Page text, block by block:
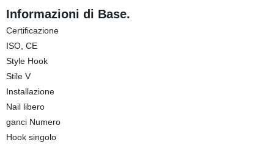
Informazioni di Base.
Certificazione
ISO, CE
Style Hook
Stile V
Installazione
Nail libero
ganci Numero
Hook singolo